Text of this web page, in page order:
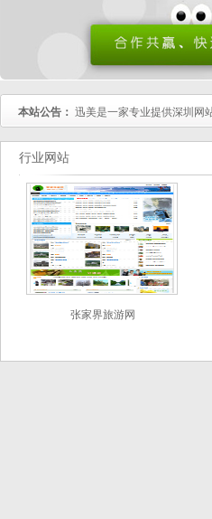
本站公告： 迅美是一家专业提供深圳网
行业网站
张家界旅游网